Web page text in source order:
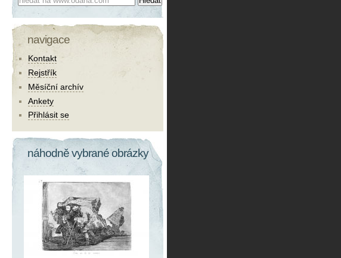
navigace
Kontakt
Rejstřík
Měsíční archív
Ankety
Přihlásit se
náhodně vybrané obrázky